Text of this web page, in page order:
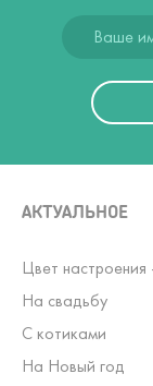
АКТУАЛЬНОЕ
Цвет настроения
На свадьбу
С котиками
На Новый год